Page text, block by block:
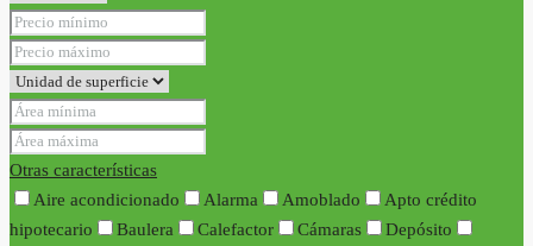
Otras características
Aire acondicionado
Alarma Amoblado
Apto crédito
hipotecario
Baulera Calefactor Cámaras
Depósito